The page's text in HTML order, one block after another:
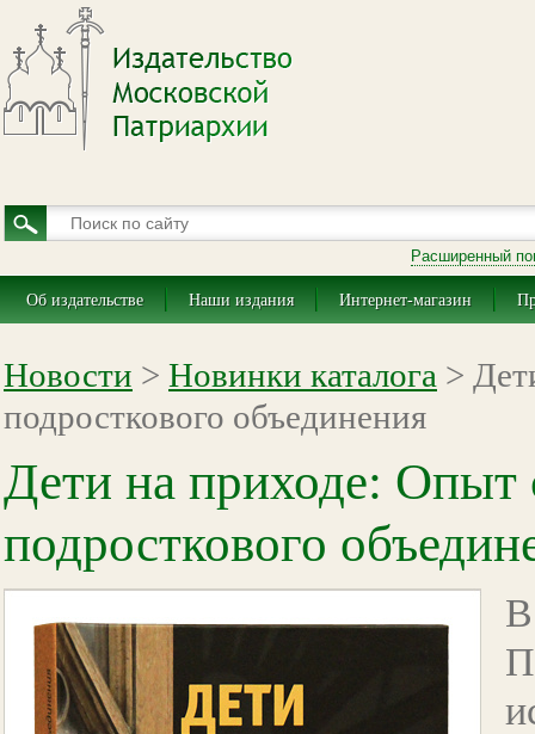
Расширенный
Об издательстве Наши издания Интернет-магазин
Новости > Новинки каталога >
подросткового объединения
Дети на приходе: Опыт
подросткового